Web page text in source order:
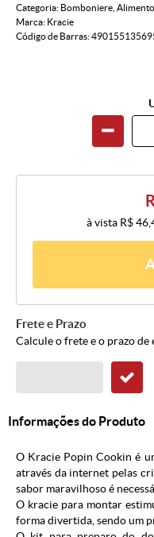
Categoria: Bomboniere
Marca: Kracie
Código de Barras:
à vista R$
Frete e Prazo
Calcule o frete e o prazo de
Informações do Produto
O Kracie Popin Cookin é
através da internet pelas
sabor maravilhoso é
O kracie para montar
forma divertida, sendo um